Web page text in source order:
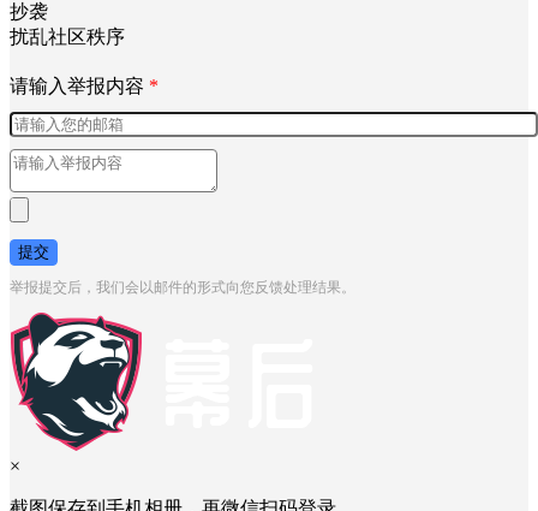
抄袭
扰乱社区秩序
请输入举报内容 *
提交
举报提交后，我们会以邮件的形式向您反馈处理结果。
×